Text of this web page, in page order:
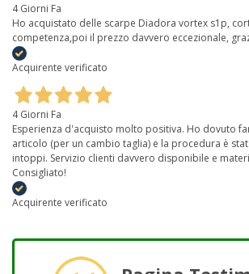
4 Giorni Fa
Ho acquistato delle scarpe Diadora vortex s1p,
competenza,poi il prezzo davvero eccezionale,
Acquirente verificato
4 Giorni Fa
Esperienza d'acquisto molto positiva. Ho dovuto
articolo (per un cambio taglia) e la procedura è
intoppi. Servizio clienti davvero disponibile e
Consigliato!
Acquirente verificato